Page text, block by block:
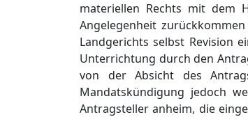
materiellen Rechts mit dem
Angelegenheit
Landgerichts selbst Revision
Unterrichtung durch den
von der Absicht des
Mandatskündigung jedoch
Antragsteller anheim, die